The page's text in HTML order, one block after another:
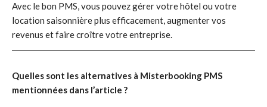
Avec le bon PMS, vous pouvez gérer votre hôtel ou votre
location saisonnière plus efficacement, augmenter vos
revenus et faire croître votre entreprise.
Quelles sont les alternatives à Misterbooking PMS
mentionnées dans l’article ?